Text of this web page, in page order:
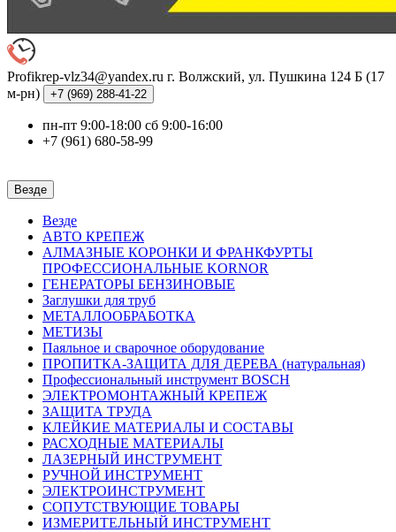
Profikrep-vlz34@yandex.ru г. Волжский, ул. Пушкина 124 Б (17
м-рн)
+7 (969) 288-41-22
пн-пт 9:00-18:00 сб 9:00-16:00
+7 (961) 680-58-99
Везде
Везде
АВТО КРЕПЕЖ
АЛМАЗНЫЕ КОРОНКИ И ФРАНКФУРТЫ
ПРОФЕССИОНАЛЬНЫЕ KORNOR
ГЕНЕРАТОРЫ БЕНЗИНОВЫЕ
Заглушки для труб
МЕТАЛЛООБРАБОТКА
МЕТИЗЫ
Паяльное и сварочное оборудование
ПРОПИТКА-ЗАЩИТА ДЛЯ ДЕРЕВА (натуральная)
Профессиональный инструмент BOSCH
ЭЛЕКТРОМОНТАЖНЫЙ КРЕПЕЖ
ЗАЩИТА ТРУДА
КЛЕЙКИЕ МАТЕРИАЛЫ И СОСТАВЫ
РАСХОДНЫЕ МАТЕРИАЛЫ
ЛАЗЕРНЫЙ ИНСТРУМЕНТ
РУЧНОЙ ИНСТРУМЕНТ
ЭЛЕКТРОИНСТРУМЕНТ
СОПУТСТВУЮЩИЕ ТОВАРЫ
ИЗМЕРИТЕЛЬНЫЙ ИНСТРУМЕНТ